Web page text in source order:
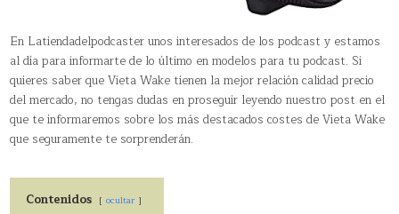
En Latiendadelpodcaster unos interesados de los podcast y estamos
al día para informarte de lo último en modelos para tu podcast. Si
quieres saber que Vieta Wake tienen la mejor relación calidad precio
del mercado, no tengas dudas en proseguir leyendo nuestro post en el
que te informaremos sobre los más destacados costes de Vieta Wake
que seguramente te sorprenderán.
Contenidos ocultar